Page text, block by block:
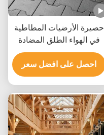
حصيرة الأرضيات المطاطية
في الهواء الطلق المضادة
للشيخوخة المضادة للأشعة
فوق البنفسجية مع شكل
عظم الكلب شكل H
احصل على افضل سعر